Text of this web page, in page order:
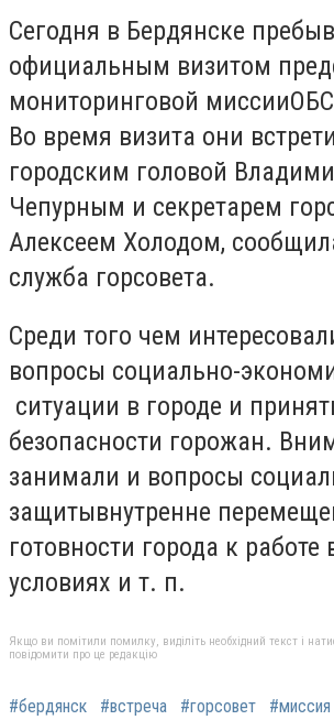
Сегодня в Бердянске
официальным визитом
мониторинговой
Во время визита они
городским головой
Чепурным и секретарем
Алексеем Холодом,
служба горсовета.
Среди того чем
вопросы социально-
ситуации в городе и
безопасности горожан.
занимали и вопросы
защитывнутренне
готовности города к работе
условиях и т. п.
Якщо ви помітили помилку, виділіть необхідний текст і
повідомити про це редакцію
#бердянск #встреча #горсовет